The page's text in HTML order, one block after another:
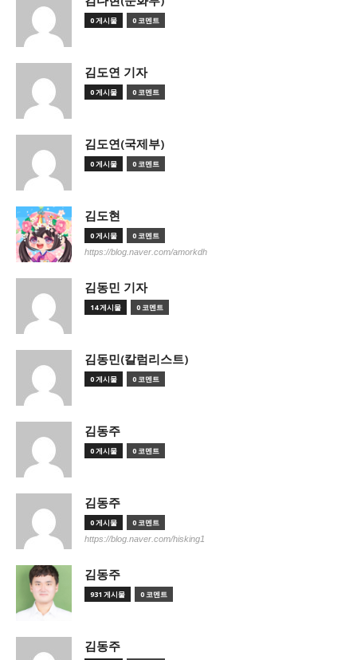
0 게시물 0 코멘트
김도연 기자
0 게시물 0 코멘트
김도연(국제부)
0 게시물 0 코멘트
김도현
0 게시물 0 코멘트
https://blog.naver.com/amorkdh
김동민 기자
14 게시물 0 코멘트
김동민(칼럼리스트)
0 게시물 0 코멘트
김동주
0 게시물 0 코멘트
김동주
0 게시물 0 코멘트
https://blog.naver.com/hisking1
김동주
931 게시물 0 코멘트
김동주